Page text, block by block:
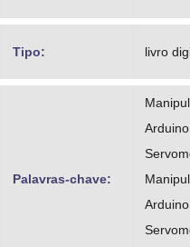
Tipo: livro
Palavras-chave: